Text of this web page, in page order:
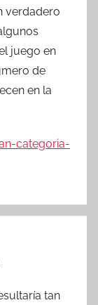
verdadero
juego en
de
en la
categoria-
tan